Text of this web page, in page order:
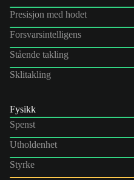
Presisjon med hodet
Forsvarsintelligens
Stående takling
Sklitakling
Fysikk
Spenst
Utholdenhet
Styrke